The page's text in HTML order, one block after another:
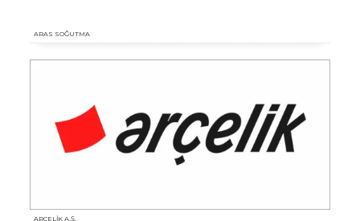
ARAS SOĞUTMA
ARÇELİK A.Ş.